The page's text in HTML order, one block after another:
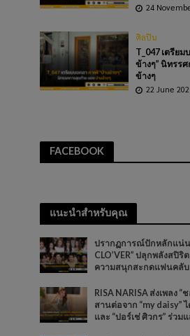
24
ศิลปิน
T_047 เตรีย
ข้างๆ” นิทรร
ข้างๆ
22 June
FACEBOOK
แนะนำสำหรับคุณ
ปรากฏการณ์ปักหลักแน่น!
CLO’VER” ปลุกพลังสปิริ
ความสนุกสะกดแฟนคลับ
RISA NARISA ส่งเพลง
สานต่อจาก “my daisy” ไ
และ “ปอร์เช่ ศิวกร” ร่วม